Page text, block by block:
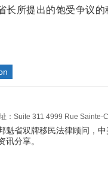
长所提出的饱受争议
：Suite 311 4999 Rue Sainte-
魁省双牌移民法律顾问，
讯分享。